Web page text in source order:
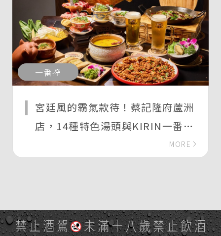
一番搾
宮廷風的霸氣款待！蔡記隆府蘆洲
店，14種特色湯頭與KIRIN一番搾
MORE
禁止酒駕 未滿十八歲禁止飲酒